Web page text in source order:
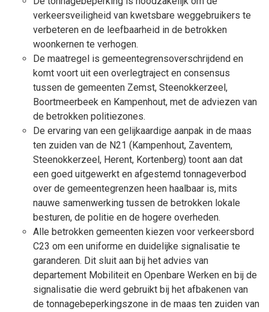
verkeersveiligheid van kwetsbare weggebruikers te
verbeteren en de leefbaarheid in de betrokken
woonkernen te verhogen.
De maatregel is gemeentegrensoverschrijdend en
komt voort uit een overlegtraject en consensus
tussen de gemeenten Zemst, Steenokkerzeel,
Boortmeerbeek en Kampenhout, met de adviezen van
de betrokken politiezones.
De ervaring van een gelijkaardige aanpak in de maas
ten zuiden van de N21 (Kampenhout, Zaventem,
Steenokkerzeel, Herent, Kortenberg) toont aan dat
een goed uitgewerkt en afgestemd tonnageverbod
over de gemeentegrenzen heen haalbaar is, mits
nauwe samenwerking tussen de betrokken lokale
besturen, de politie en de hogere overheden.
Alle betrokken gemeenten kiezen voor verkeersbord
C23 om een uniforme en duidelijke signalisatie te
garanderen. Dit sluit aan bij het advies van
departement Mobiliteit en Openbare Werken en bij de
signalisatie die werd gebruikt bij het afbakenen van
de tonnagebeperkingszone in de maas ten zuiden van